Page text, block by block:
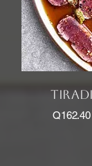
Q162.40